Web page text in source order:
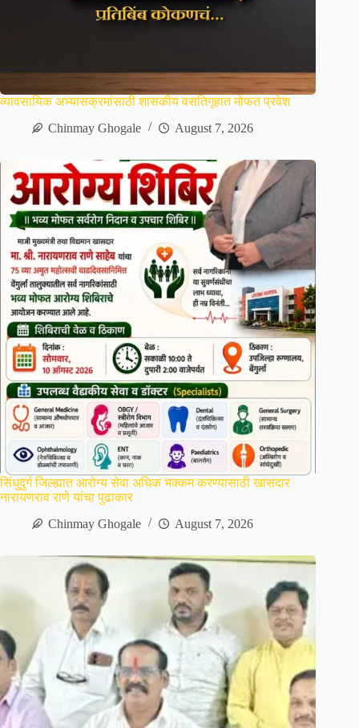
व्यावसायिक अभ्यासक्रमांसाठी शासकीय वसतिगृहात मोफत प्रवेश
Chinmay Ghogale
August 7, 2026
सिंधुदुर्ग जिल्ह्यात आरोग्य सेवा अधिक भक्कम करण्यासाठी खासदार
नारायणराव राणे यांचा पुढाकार
Chinmay Ghogale
August 7, 2026